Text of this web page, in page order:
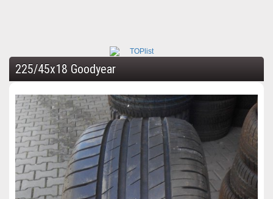
225/45x18 Goodyear